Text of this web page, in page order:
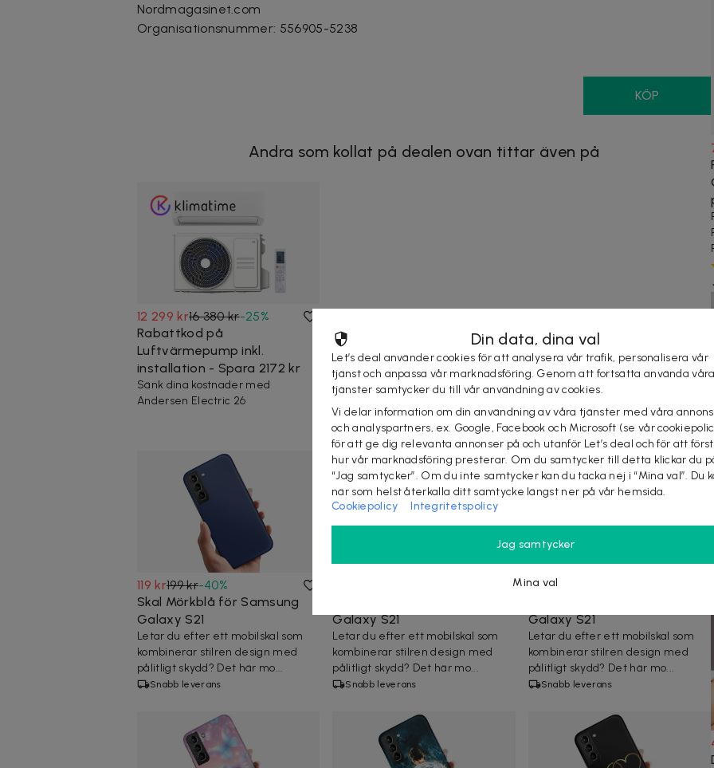
Nordmagasinet.com
Organisationsnummer: 556905-5238
KÖP
Andra som kollat på dealen ovan tittar även på
12 299 kr16 380 kr-25%
Rabattkod på
Luftvärmepump inkl.
installation - Spara 2172 kr
Sänk dina kostnader med
Andersen Electric 26
Se liknande deals
119 kr199 kr-40%
Skal Mörkblå för Samsung
Galaxy S21
Letar du efter ett mobilskal som
kombinerar stilren design med
pålitligt skydd? Det här mo...
Snabb leverans
Galaxy S21
Letar du efter ett mobilskal som
kombinerar stilren design med
pålitligt skydd? Det här mo...
Snabb leverans
119 kr
Galaxy S21
Letar du efter ett mobilskal som
kombinerar stilren design med
pålitligt skydd? Det här mo...
Snabb leverans
Din data, dina val
Let’s deal använder cookies för att analysera vår trafik, personalisera vår
tjänst och anpassa vår marknadsföring. Genom att fortsätta använda
tjänster samtycker du till vår användning av cookies.
Vi delar information om din användning av våra tjänster med våra
och analyspartners, ex. Google, Facebook och Microsoft (se vår
för att ge dig relevanta annonser på och utanför Let’s deal och för att
hur vår marknadsföring presterar. Om du samtycker till detta klickar du
“Jag samtycker”. Om du inte samtycker kan du tacka nej i “Mina val”. Du
när som helst återkalla ditt samtycke längst ner på vår hemsida.
Cookiepolicy
Integritetspolicy
Jag samtycker
Mina val